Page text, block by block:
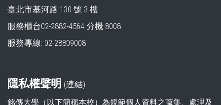
臺北市基河路 130 號 3 樓
服務櫃台02-2882-4564 分機 8008
服務專線: 02-28809008
隱私權聲明 (連結)
銘傳大學（以下簡稱本校）為規範個人資料之蒐集、處理及